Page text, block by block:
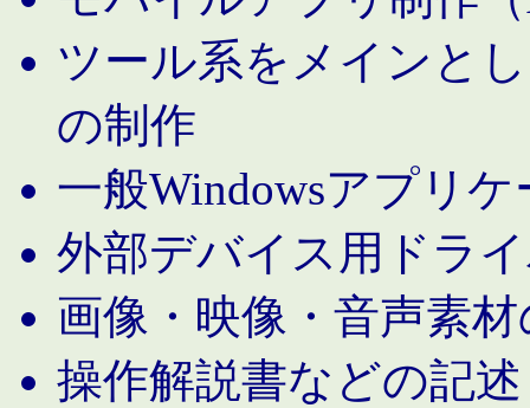
ツール系をメインと
の制作
一般Windowsアプリ
外部デバイス用ドラ
画像・映像・音声素
操作解説書などの記